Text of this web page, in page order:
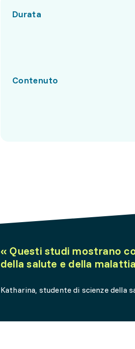
Durata
Contenuto
« Questi studi mostrano
della salute e della
Katharina, studente di scienze della